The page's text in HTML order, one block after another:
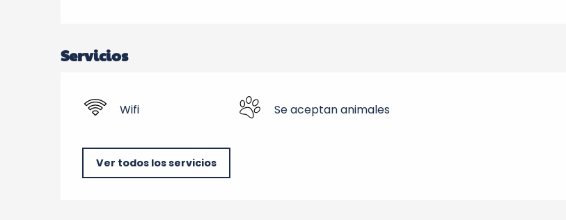
Servicios
Wifi Se aceptan animales
Ver todos los servicios